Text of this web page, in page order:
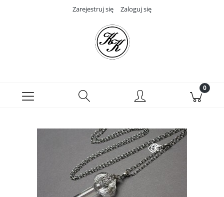
Zarejestruj się Zaloguj się